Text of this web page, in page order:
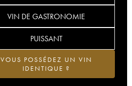
VIN DE GASTRONOMIE
PUISSANT
VOUS POSSÉDEZ UN VIN
IDENTIQUE ?